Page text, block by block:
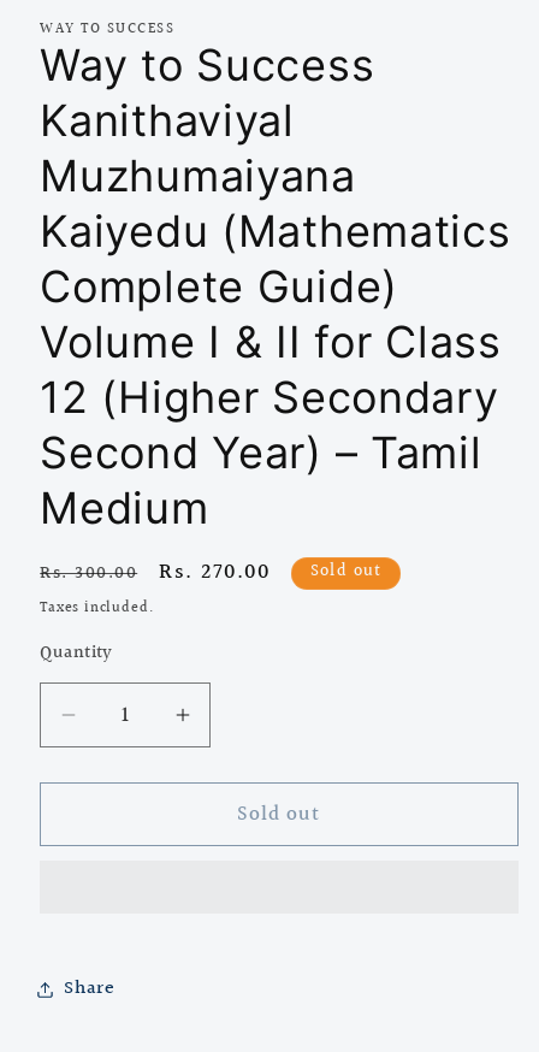
media
in
modal
WAY TO SUCCESS
Way to Success
Kanithaviyal
Muzhumaiyana
Kaiyedu (Mathematics
Complete Guide)
Volume I & II for Class
12 (Higher Secondary
Second Year) – Tamil
Medium
Regular
price
Rs. 300.00
Sale
Rs. 270.00 Sold out
Taxes included.
Quantity
Quantity
Decrease
quantity
for
to
(Mathematics
Increase
quantity
for
to
Sold out
Share